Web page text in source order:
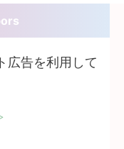
広告を利用して